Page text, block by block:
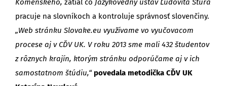
pracuje na slovníkoch a kontroluje správnosť slovenčiny.
„Web stránku Slovake.eu využívame vo vyučovacom
procese aj v CĎV UK. V roku 2013 sme mali 432 študentov
z rôznych krajín, ktorým stránku odporúčame aj v ich
samostatnom štúdiu,“ povedala metodička CĎV UK